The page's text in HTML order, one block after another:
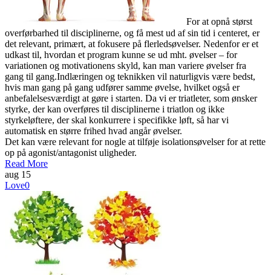
For at opnå størst
overførbarhed til disciplinerne, og få mest ud af sin tid i centeret, er
det relevant, primært, at fokusere på flerledsøvelser. Nedenfor er et
udkast til, hvordan et program kunne se ud mht. øvelser – for
variationen og motivationens skyld, kan man variere øvelser fra
gang til gang.Indlæringen og teknikken vil naturligvis være bedst,
hvis man gang på gang udfører samme øvelse, hvilket også er
anbefalelsesværdigt at gøre i starten. Da vi er triatleter, som ønsker
styrke, der kan overføres til disciplinerne i triatlon og ikke
styrkeløftere, der skal konkurrere i specifikke løft, så har vi
automatisk en større frihed hvad angår øvelser.
Det kan være relevant for nogle at tilføje isolationsøvelser for at rette
op på agonist/antagonist uligheder.
Read More
aug 15
Love0